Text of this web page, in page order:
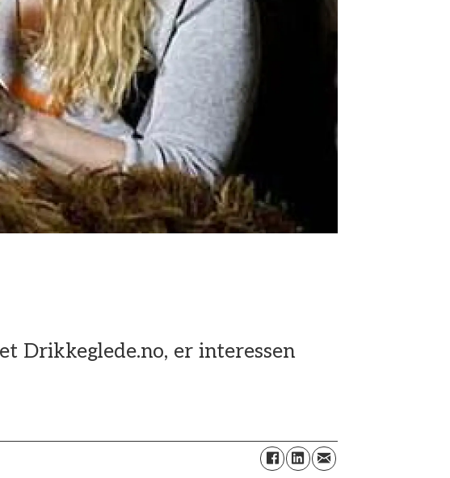
Drikkeglede.no, er interessen